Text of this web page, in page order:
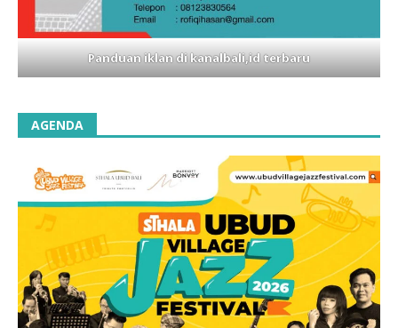
Panduan iklan di kanalbali,id terbaru
AGENDA